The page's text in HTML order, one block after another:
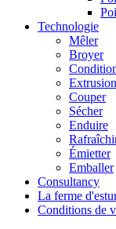
Technologie
Mêler
Broyer
Extrusion
Couper
Sécher
Enduire
Émietter
Emballer
Consultancy
La ferme
Conditions de